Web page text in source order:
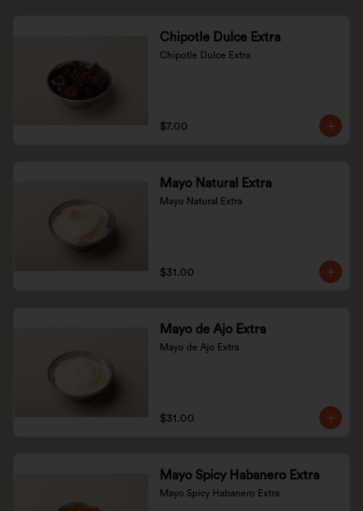
Chipotle Dulce Extra
Chipotle Dulce Extra
$7.00
Mayo Natural Extra
Mayo Natural Extra
$31.00
Mayo de Ajo Extra
Mayo de Ajo Extra
$31.00
Mayo Spicy Habanero Extra
Mayo Spicy Habanero Extra